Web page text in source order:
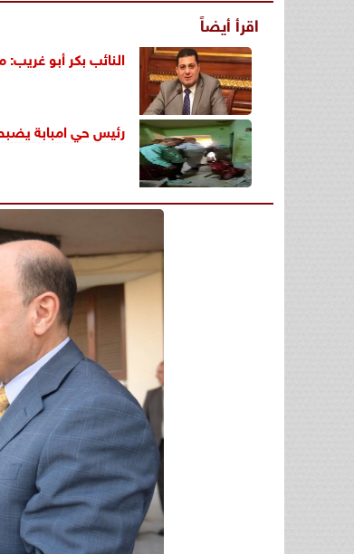
اقرأ أيضاً
النائب بكر أبو
رئيس حي امبابة